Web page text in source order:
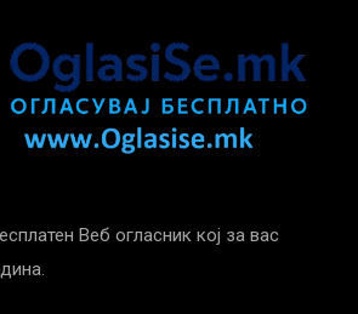
Веб огласник кој за вас